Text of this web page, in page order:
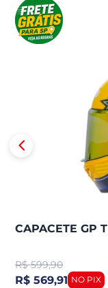
CAPACETE GP
R$ 599,90
R$ 569,91